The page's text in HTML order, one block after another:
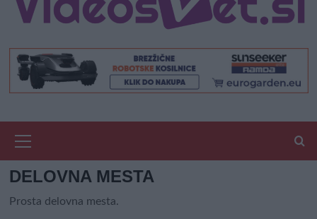
Menu
DELOVNA MESTA
Prosta delovna mesta.